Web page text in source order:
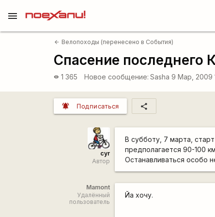
menu
arrow_back Велопоходы (перенесено в События)
Спасение последнего
visibility 1 365 Новое сообщение: Sasha 9 Мар, 2009
notifications_active Подписаться share
cyr
Автор
В субботу, 7 марта,
предполагается 90-100
Останавливаться особо
Mamont
Удалённый
пользователь
Йа хочу.